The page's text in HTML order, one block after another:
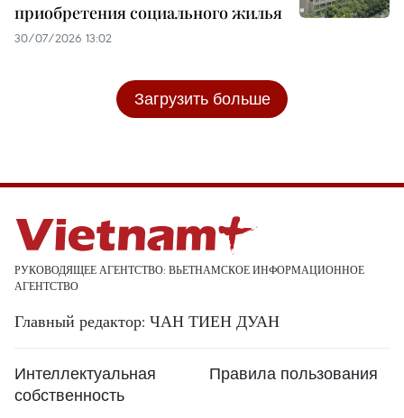
приобретения социального жилья
30/07/2026 13:02
Загрузить больше
РУКОВОДЯЩЕЕ АГЕНТСТВО: ВЬЕТНАМСКОЕ ИНФОРМАЦИОННОЕ
АГЕНТСТВО
Главный редактор: ЧАН ТИЕН ДУАН
Интеллектуальная
собственность
Правила пользования